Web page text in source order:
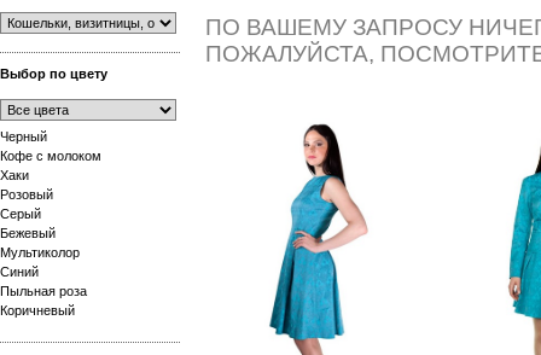
Выбор по цвету
Черный
Кофе с молоком
Хаки
Розовый
Серый
Бежевый
Мультиколор
Синий
Пыльная роза
Коричневый
ПО ВАШЕМУ ЗАПРОСУ
ПОЖАЛУЙСТА,